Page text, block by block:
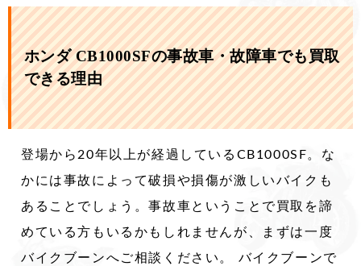
ホンダ CB1000SFの事故車・故障車でも買取
できる理由
登場から20年以上が経過しているCB1000SF。な
かには事故によって破損や損傷が激しいバイクも
あることでしょう。事故車ということで買取を諦
めている方もいるかもしれませんが、まずは一度
バイクブーンへご相談ください。 バイクブーンで